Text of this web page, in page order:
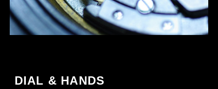
DIAL & HANDS